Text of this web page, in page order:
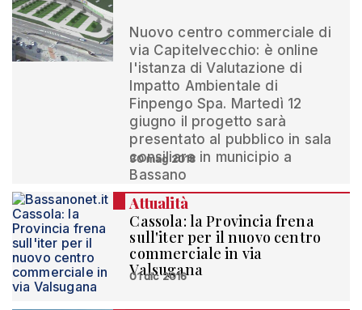
Nuovo centro commerciale di
via Capitelvecchio: è online
l'istanza di Valutazione di
Impatto Ambientale di
Finpengo Spa. Martedì 12
giugno il progetto sarà
presentato al pubblico in sala
consiliare in municipio a
Bassano
30 mag 2018
Attualità
Cassola: la Provincia frena
sull'iter per il nuovo centro
commerciale in via
Valsugana
01 dic 2016